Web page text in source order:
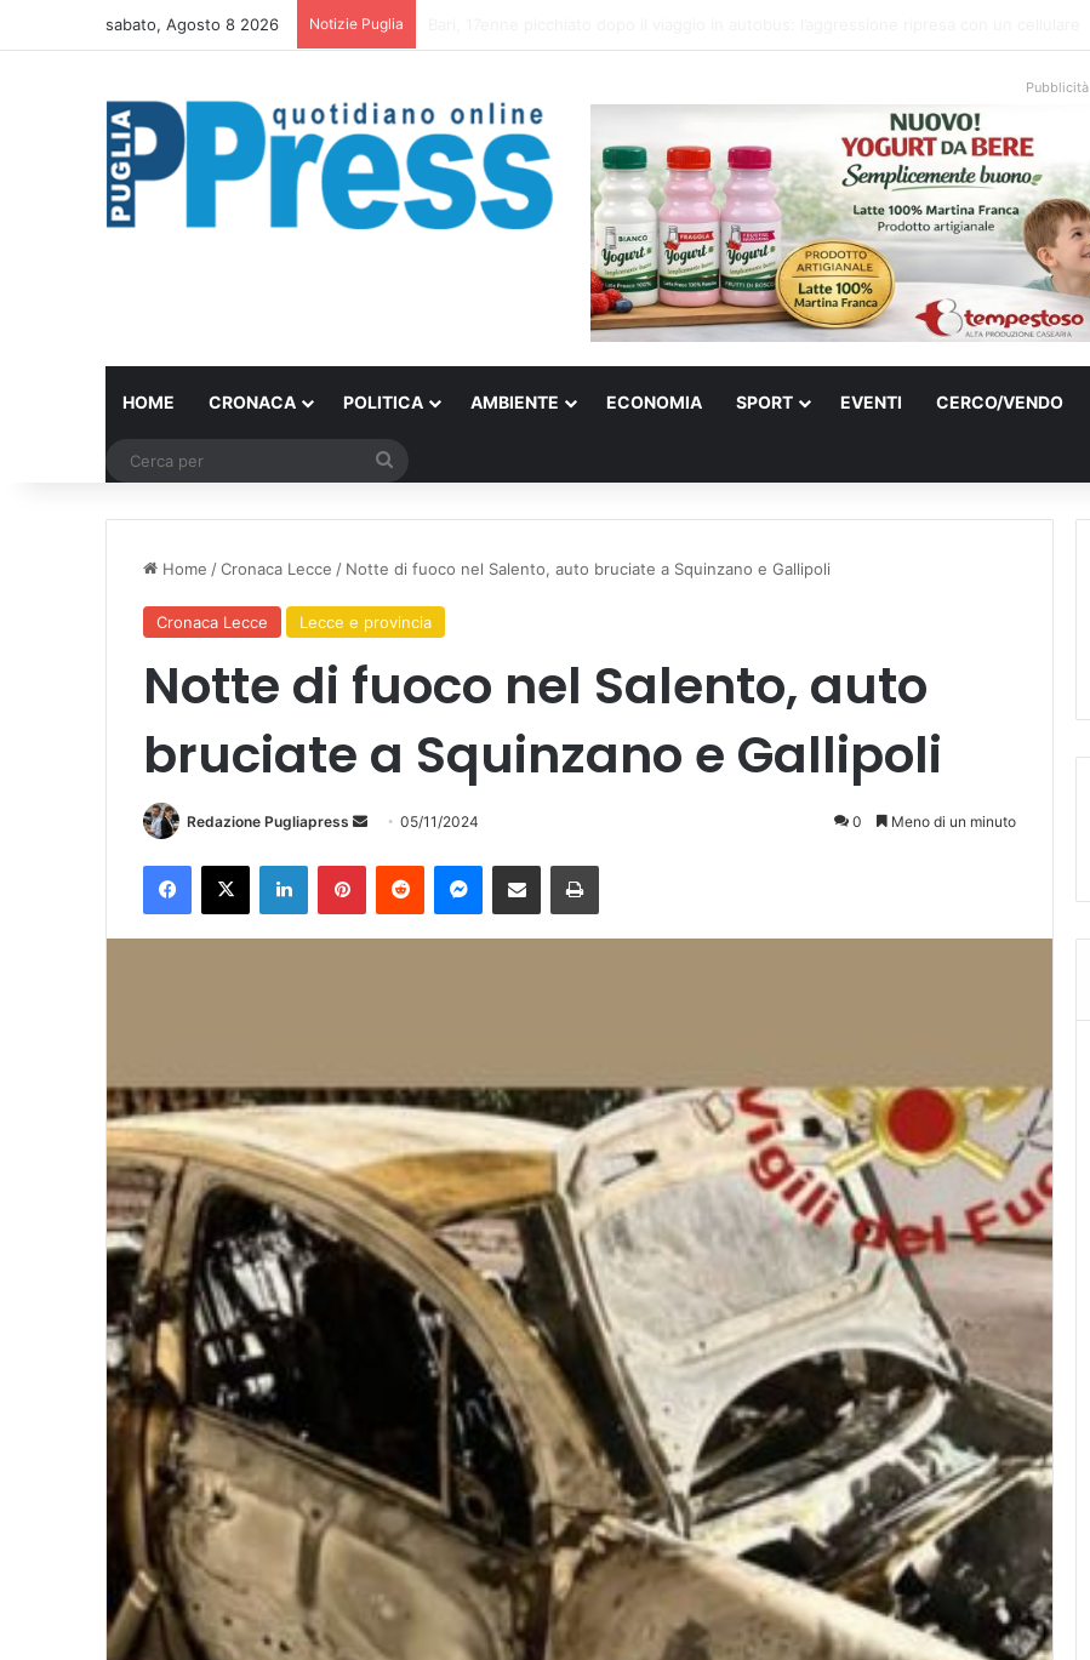
sabato, Agosto 8 2026 Notizie Puglia
Pubblicità
HOME CRONACA POLITICA AMBIENTE ECONOMIA SPORT EVENTI CERCO/VENDO
Home /Cronaca Lecce / Notte di fuoco nel Salento, auto bruciate a Squinzano e Gallipoli
Cronaca Lecce Lecce e provincia
Notte di fuoco nel Salento, auto
bruciate a Squinzano e Gallipoli
Redazione Pugliapress
Invia 05/11/2024 0 Meno di un minuto
Facebook
X LinkedInPinterestReddit Messenger
Condividi via mail Stampa